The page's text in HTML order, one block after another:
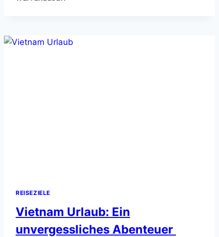
REISEZIELE
Vietnam Urlaub: Ein
unvergessliches Abenteuer